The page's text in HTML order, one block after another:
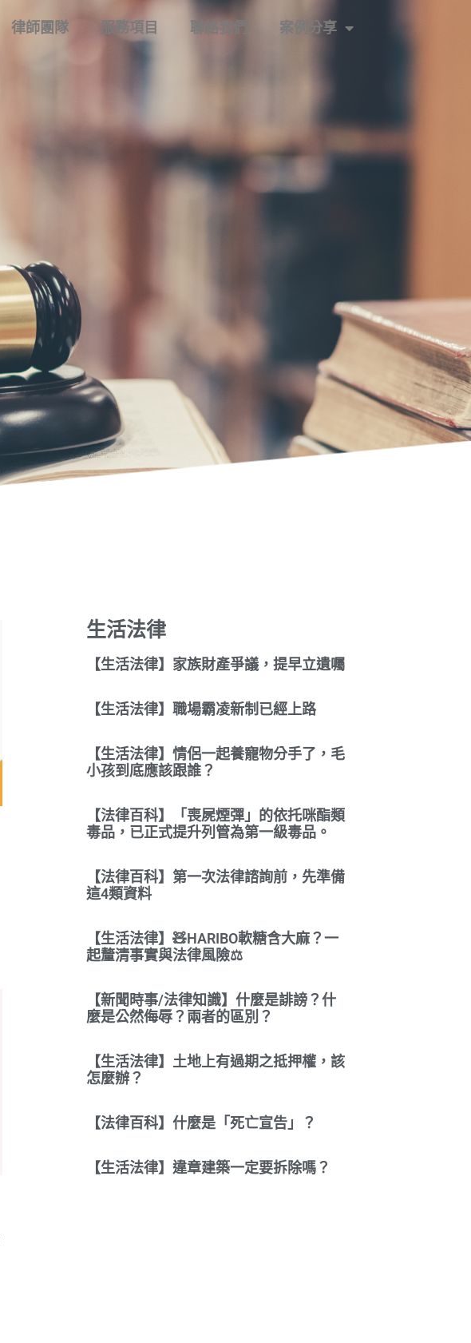
律師團隊 服務項目 聯絡我們 案例分享
生活法律
【生活法律】家族財產爭議，提早立遺囑
【生活法律】職場霸凌新制已經上路
【生活法律】情侶一起養寵物分手了，毛
小孩到底應該跟誰？
【法律百科】「喪屍煙彈」的依托咪酯類
毒品，已正式提升列管為第一級毒品。
【法律百科】第一次法律諮詢前，先準備
這4類資料
【生活法律】🧸HARIBO軟糖含大麻？一
起釐清事實與法律風險⚖️
【新聞時事/法律知識】什麼是誹謗？什
麼是公然侮辱？兩者的區別？
【生活法律】土地上有過期之抵押權，該
怎麼辦？
【法律百科】什麼是「死亡宣告」？
【生活法律】違章建築一定要拆除嗎？